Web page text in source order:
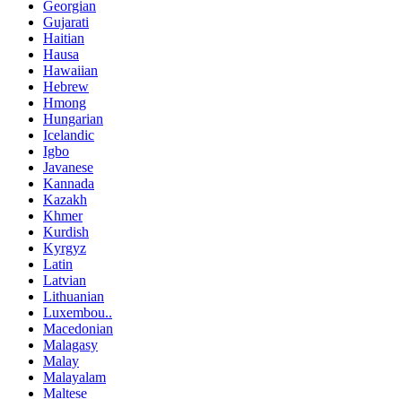
Georgian
Gujarati
Haitian
Hausa
Hawaiian
Hebrew
Hmong
Hungarian
Icelandic
Igbo
Javanese
Kannada
Kazakh
Khmer
Kurdish
Kyrgyz
Latin
Latvian
Lithuanian
Luxembou..
Macedonian
Malagasy
Malay
Malayalam
Maltese